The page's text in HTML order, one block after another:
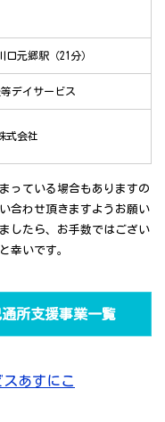
元郷駅（21分）
デイサービス
式会社
っている場合もありますの
合わせ頂きますようお願い
したら、お手数ではござい
幸いです。
所支援事業一覧
あすにこ